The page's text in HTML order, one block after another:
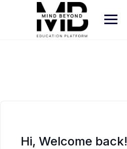
Hi, Welcome back!